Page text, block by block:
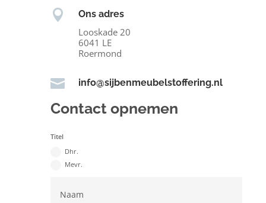
 Ons adres
Looskade 20
6041 LE
Roermond
 info@sijbenmeubelstoffering.nl
Contact opnemen
Titel
Dhr.
Mevr.